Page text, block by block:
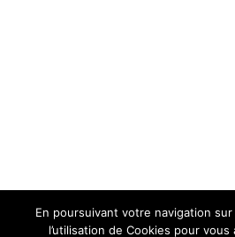
En poursuivant votre navigation
l’utilisation de Cookies pour